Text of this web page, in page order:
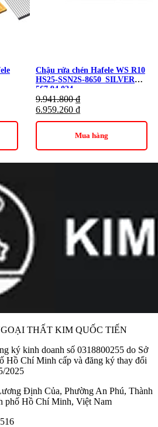
Chậu rửa chén Hafele WS R10
HS25-SSN2S-8650_SILVER
567.94.024
9.941.800₫
6.959.260 ₫
Mua hàng
THẤT KIM QUỐC TIẾN
ký kinh doanh số 0318800255 do Sở
Hồ Chí Minh cấp và đăng ký thay đổi
2025
Định Của, Phường An Phú, Thành
phố Hồ Chí Minh, Việt Nam